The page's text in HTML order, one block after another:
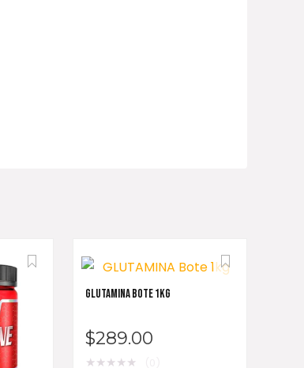
GLUTAMINA BOTE 1KG
$289.00
★★★★★